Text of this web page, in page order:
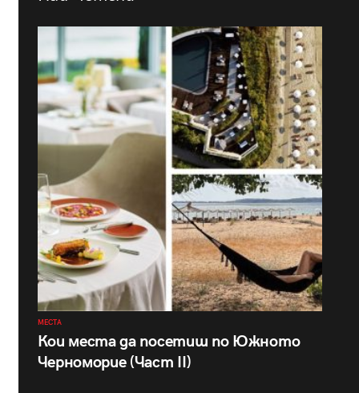
МЕСТА
Кои места да посетиш по Южното
Черноморие (Част II)